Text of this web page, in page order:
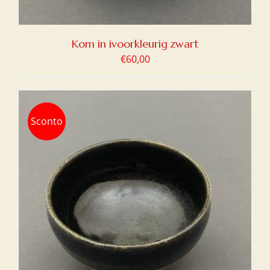
Kom in ivoorkleurig zwart
€60,00
Sconto